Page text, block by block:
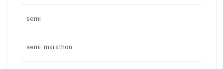
semi
semi marathon